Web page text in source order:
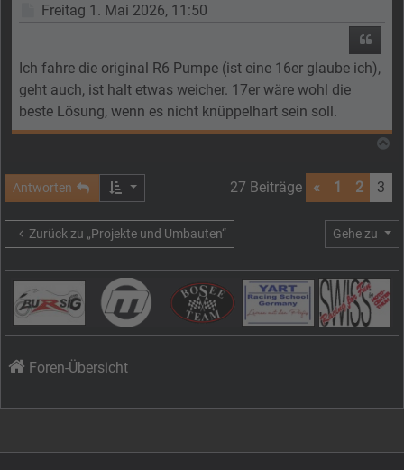
Beitrag
Freitag 1. Mai 2026, 11:50
Ich fahre die original R6 Pumpe (ist eine 16er glaube ich),
geht auch, ist halt etwas weicher. 17er wäre wohl die
beste Lösung, wenn es nicht knüppelhart sein soll.
Antworten 27 Beiträge « 1 2 3
Zurück zu „Projekte und Umbauten“ Gehe zu
Foren-Übersicht